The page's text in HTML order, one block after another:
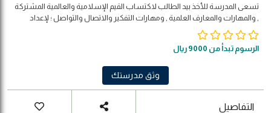
تسعى المدرسة للأخذ بيد الطالب لاكتساب القيم الإسلامية والعالمية المشتركة
, والمهارات والمعارف العلمية , ومهارات التفكير والاتصال والتواصل ؛ لإعداد
طالب إيجابي مبدع بأفضل ما تسمح به قدراته , واضح الهدف , يدرك مسؤولياته
وفق أولوياته المنظمة ليكون صالحا لنفسه وأسرته ومجتمعه ووطنه وأمته
الرسوم تبدأ من 9000 ريال
وثق مدرستك
التفاصيل